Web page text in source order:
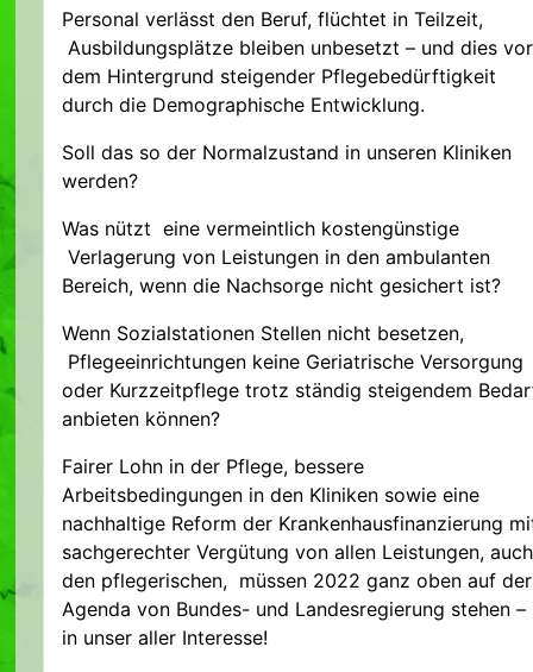
Personal verlässt den Beruf, flüchtet in Teilzeit,
Ausbildungsplätze bleiben unbesetzt – und dies vor
dem Hintergrund steigender Pflegebedürftigkeit
durch die Demographische Entwicklung.
Soll das so der Normalzustand in unseren Kliniken
werden?
Was nützt eine vermeintlich kostengünstige
Verlagerung von Leistungen in den ambulanten
Bereich, wenn die Nachsorge nicht gesichert ist?
Wenn Sozialstationen Stellen nicht besetzen,
Pflegeeinrichtungen keine Geriatrische Versorgung
oder Kurzzeitpflege trotz ständig steigendem
anbieten können?
Fairer Lohn in der Pflege, bessere
Arbeitsbedingungen in den Kliniken sowie eine
nachhaltige Reform der Krankenhausfinanzierung
sachgerechter Vergütung von allen Leistungen, auch
den pflegerischen, müssen 2022 ganz oben auf der
Agenda von Bundes- und Landesregierung stehen –
in unser aller Interesse!